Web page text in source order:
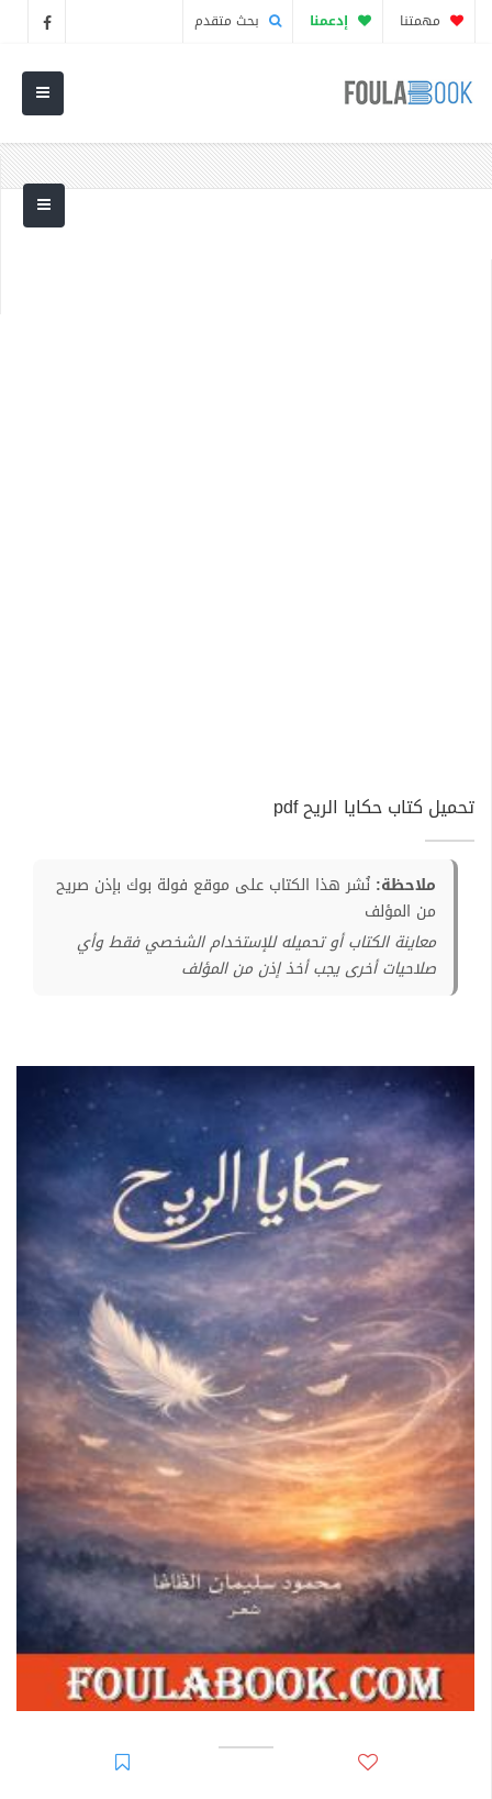
مهمتنا إدعمنا بحث متقدم
تحميل كتاب حكايا الريح pdf
ملاحظة: نُشر هذا الكتاب على موقع فولة بوك بإذن صريح
من المؤلف
معاينة الكتاب أو تحميله للإستخدام الشخصي فقط وأي
صلاحيات أخرى يجب أخذ إذن من المؤلف